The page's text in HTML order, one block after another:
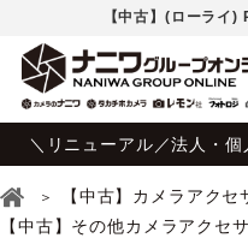
【中古】(ローライ
＼リニューアル／法人・
【中古】カメラアクセ
【中古】その他カメラアクセ